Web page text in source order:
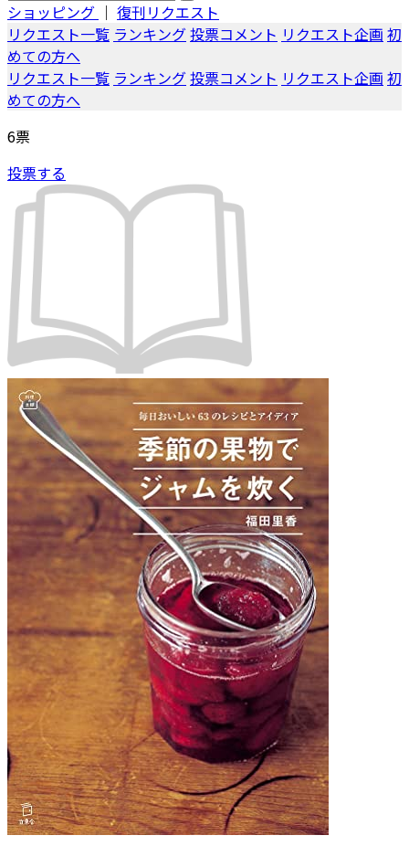
ショッピング ｜ 復刊リクエスト
リクエスト一覧 ランキング投票コメント リクエスト企画 初
めての方へ
リクエスト一覧 ランキング投票コメント リクエスト企画 初
めての方へ
6票
投票する